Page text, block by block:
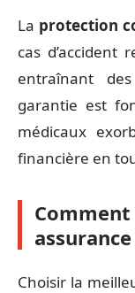
La protection
cas d’accident
entraînant
garantie est
médicaux
financière en
Choisir la